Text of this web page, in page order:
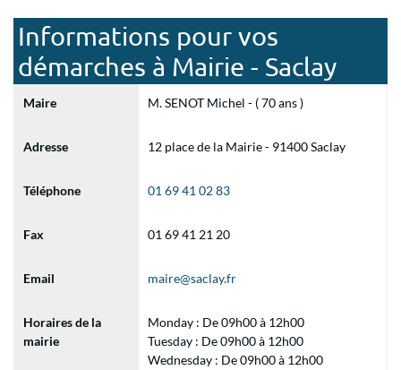
Informations pour vos
démarches à Mairie - Saclay
Maire M. SENOT Michel - ( 70 ans )
Adresse 12 place de la Mairie - 91400 Saclay
Téléphone 01 69 41 02 83
Fax 01 69 41 21 20
Email maire@saclay.fr
Horaires de la
mairie
Monday : De 09h00 à 12h00
Tuesday : De 09h00 à 12h00
Wednesday : De 09h00 à 12h00